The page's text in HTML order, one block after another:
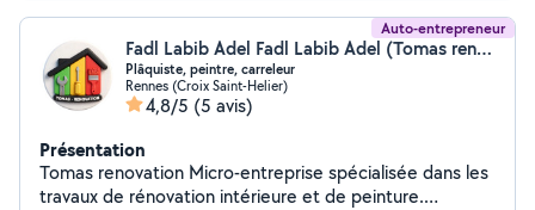
Auto-entrepreneur
Fadl Labib Adel Fadl Labib Adel (Tomas renovation)
Plâquiste, peintre, carreleur
Rennes (Croix Saint-Helier)
4,8/5 (5 avis)
Présentation
Tomas renovation Micro-entreprise spécialisée dans les
travaux de rénovation intérieure et de peinture.